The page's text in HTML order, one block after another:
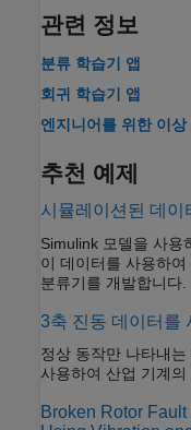
관련 정보
분류 학습기 앱
회귀 학습기 앱
엔지니어를 위한 이상
추천 예제
시뮬레이션된 데이
Simulink 모델을 사용
이 데이터를 사용하
분류기를 개발합니다.
3축 진동 데이터를
정상 동작만 나타내
사용하여 산업 기계
Broken Rotor